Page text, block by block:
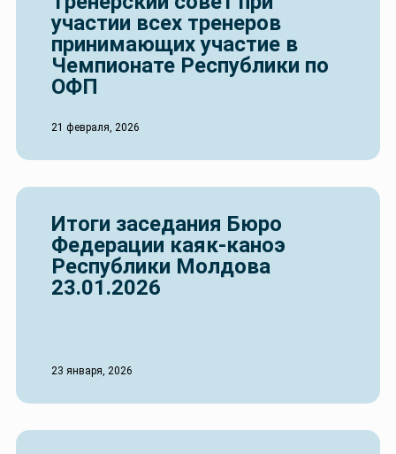
участии всех тренеров
принимающих участие в
Чемпионате Республики по
ОФП
21 февраля, 2026
Итоги заседания Бюро
Федерации каяк-каноэ
Республики Молдова
23.01.2026
23 января, 2026